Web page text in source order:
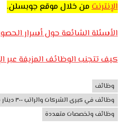
الإنترنتمن خلال موقع جوبسلن.
الأسئلة الشائعة حول أسرار
كيف تتجنب الوظائف المزيفة عبر
وظائف
الأردن
وظائف
وظائف في كبرى الشركات والراتب ٣٠٠ دينار بالاضافة الى الحوافز عدة
وظائف وتخصصات متعددة